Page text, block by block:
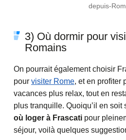
depuis-
3) Où dormir pour
Romains
On pourrait également choisir
pour visiter Rome, et en profiter
vacances plus relax, tout en
plus tranquille. Quoiqu’il en
où loger à Frascati pour
séjour, voilà quelques